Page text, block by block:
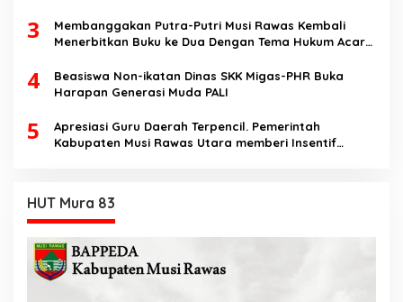
3
Membanggakan Putra-Putri Musi Rawas Kembali
Menerbitkan Buku ke Dua Dengan Tema Hukum Acara
4
Beasiswa Non-ikatan Dinas SKK Migas-PHR Buka
Harapan Generasi Muda PALI
5
Apresiasi Guru Daerah Terpencil. Pemerintah
Kabupaten Musi Rawas Utara memberi Insentif
HUT Mura 83